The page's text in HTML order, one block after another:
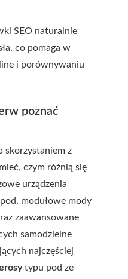
SEO naturalnie
co pomaga w
i porównywaniu
poznać
skorzystaniem z
czym różnią się
urządzenia
modułowe mody
zaawansowane
samodzielne
najczęściej
typu pod ze